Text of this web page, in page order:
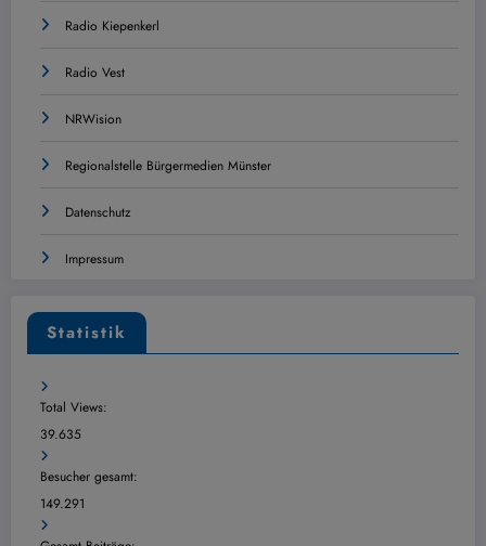
Radio Kiepenkerl
Radio Vest
NRWision
Regionalstelle Bürgermedien Münster
Datenschutz
Impressum
Statistik
Total Views:
39.635
Besucher gesamt:
149.291